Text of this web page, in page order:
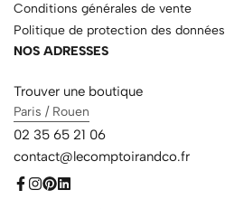
Conditions générales de vente
Politique de protection des données
NOS ADRESSES
Trouver une boutique
Paris / Rouen
02 35 65 21 06
contact@lecomptoirandco.fr